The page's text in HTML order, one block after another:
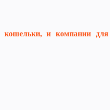
и компании для